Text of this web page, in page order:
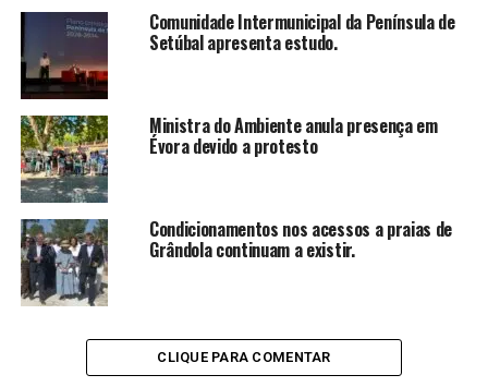
Comunidade Intermunicipal da Península de
Setúbal apresenta estudo.
Ministra do Ambiente anula presença em
Évora devido a protesto
Condicionamentos nos acessos a praias de
Grândola continuam a existir.
CLIQUE PARA COMENTAR